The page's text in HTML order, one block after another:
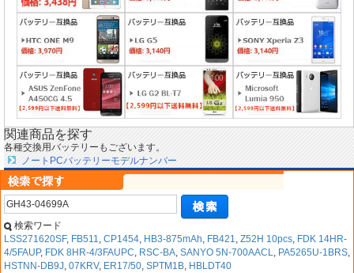
関連商品を探す
各種交換用バッテリーもございます。
ノートPCバッテリーモデルナンバー
検索ワード
LSS271620SF, FB511, CP1454, HB3-875mAh, FB421, Z52H 10pcs, FDK 14HR-
4/5FAUP, FDK 8HR-4/3FAUPC, RSC-BA, SANYO 5N-700AACL, PA5265U-1BRS,
HSTNN-DB9J, 07KRV, ER17/50, SPTM1B, HBLDT40